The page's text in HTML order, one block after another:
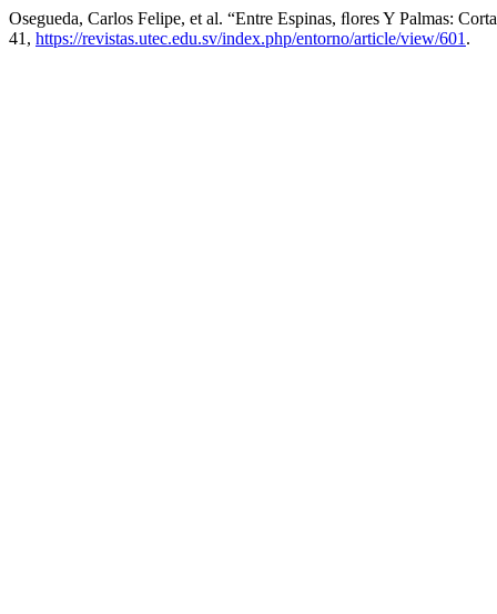
Osegueda, Carlos Felipe, et al. “Entre Espinas, ﬂores Y Palmas:
41, https://revistas.utec.edu.sv/index.php/entorno/article/view/601 .